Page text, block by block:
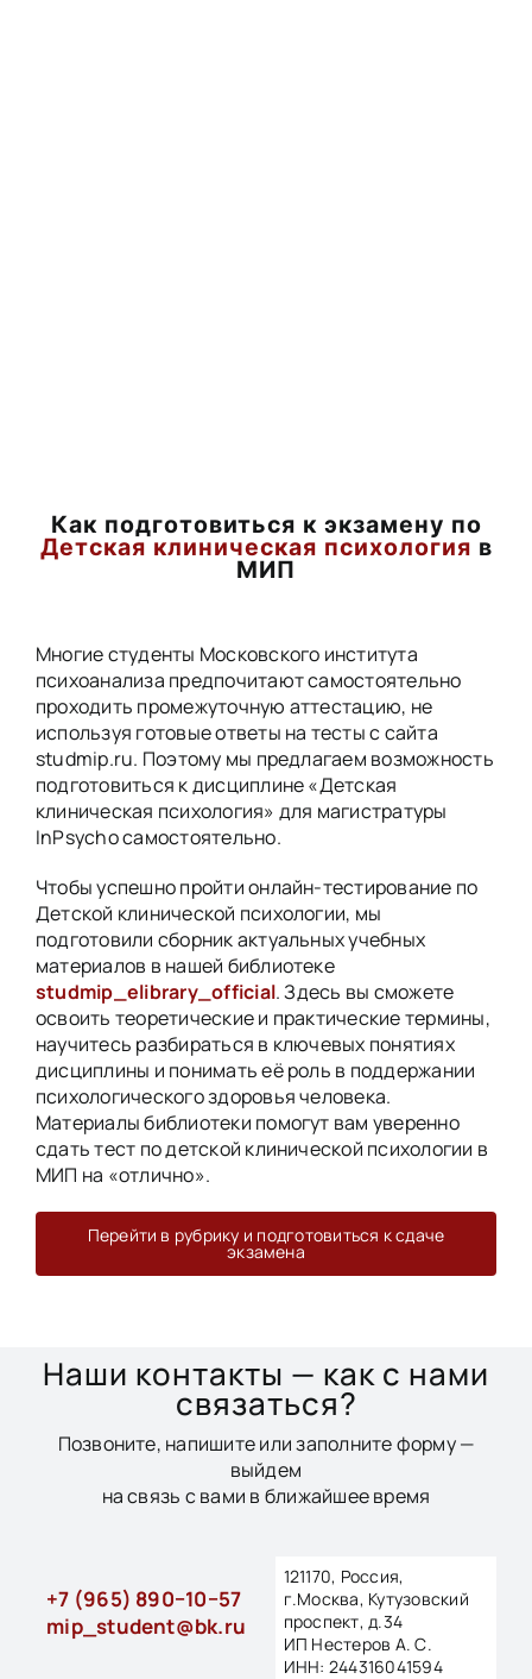
Как подготовиться к экзамену по
Детская клиническая психология в
МИП
Многие студенты Московского института
психоанализа предпочитают самостоятельно
проходить промежуточную аттестацию, не
используя готовые ответы на тесты с сайта
studmip.ru. Поэтому мы предлагаем возможность
подготовиться к дисциплине «Детская
клиническая психология» для магистратуры
InPsycho самостоятельно.
Чтобы успешно пройти онлайн-тестирование по
Детской клинической психологии, мы
подготовили сборник актуальных учебных
материалов в нашей библиотеке
studmip_elibrary_official. Здесь вы сможете
освоить теоретические и практические термины,
научитесь разбираться в ключевых понятиях
дисциплины и понимать её роль в поддержании
психологического здоровья человека.
Материалы библиотеки помогут вам уверенно
сдать тест по детской клинической психологии в
МИП на «отлично».
Перейти в рубрику и подготовиться к сдаче
экзамена
Наши контакты — как с нами
связаться?
Позвоните, напишите или заполните форму —
выйдем
на связь с вами в ближайшее время
121170, Россия,
г.Москва, Кутузовский
проспект, д.34
ИП Нестеров А. С.
ИНН: 244316041594
+7 (965) 890−10−57
mip_student@bk.ru